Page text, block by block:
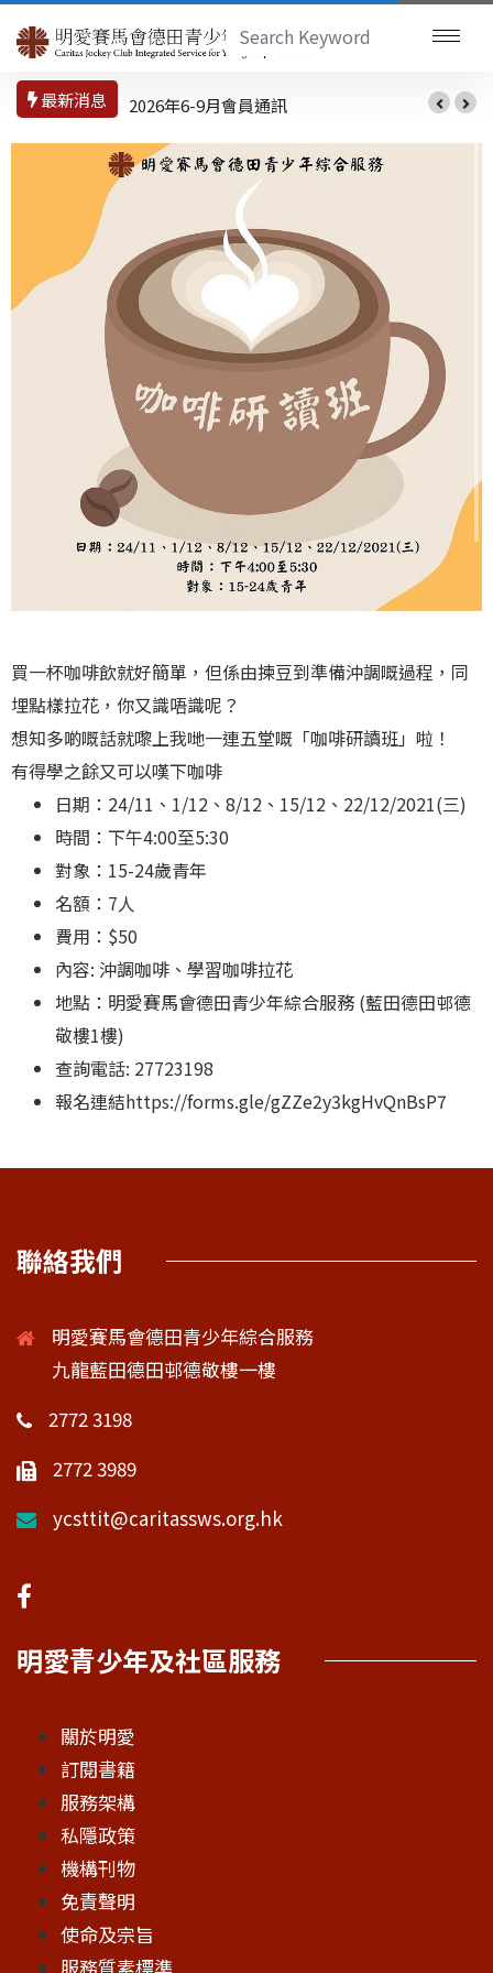
最新消息 2026年6-9月會員通訊
買一杯咖啡飲就好簡單，但係由揀豆到準備沖調嘅過程，同
埋點樣拉花，你又識唔識呢？
想知多啲嘅話就嚟上我哋一連五堂嘅「咖啡研讀班」啦！
有得學之餘又可以嘆下咖啡
日期：24/11、1/12、8/12、15/12、22/12/2021(三)
時間：下午4:00至5:30
對象：15-24歲青年
名額：7人
費用：$50
內容: 沖調咖啡、學習咖啡拉花
地點：明愛賽馬會德田青少年綜合服務 (藍田德田邨德
敬樓1樓)
查詢電話: 27723198
報名連結https://forms.gle/gZZe2y3kgHvQnBsP7
聯絡我們
明愛賽馬會德田青少年綜合服務
九龍藍田德田邨德敬樓一樓
2772 3198
2772 3989
ycsttit@caritassws.org.hk
明愛青少年及社區服務
關於明愛
訂閱書籍
服務架構
私隱政策
機構刊物
免責聲明
使命及宗旨
服務質素標準